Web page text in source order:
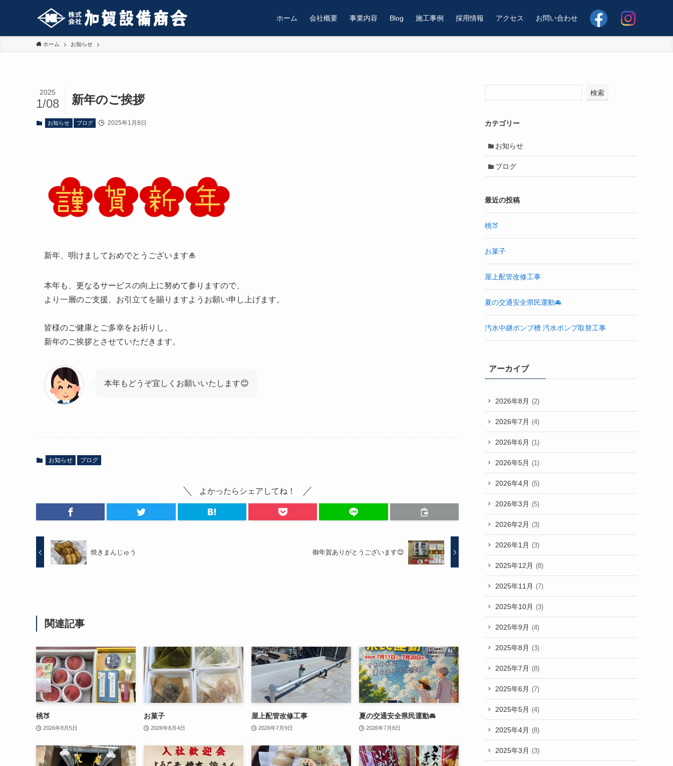
ホーム 会社概要 事業内容 Blog 施工事例 採用情報 アクセス お問い合わせ
ホーム お知らせ
新年のご挨拶
2025
1/08
お知らせ ブログ 2025年1月8日
新年、明けましておめでとうございます🎍
本年も、更なるサービスの向上に努めて参りますので、
より一層のご支援、お引立てを賜りますようお願い申し上げます。
皆様のご健康とご多幸をお祈りし、
新年のご挨拶とさせていただきます。
本年もどうぞ宜しくお願いいたします😊
お知らせ ブログ
よかったらシェアしてね！
焼きまんじゅう 御年賀ありがとうございます😊
関連記事
桃🍑
2026年8月5日
お菓子
2026年8月4日
屋上配管改修工事
2026年7月9日
夏の交通安全県民運動🚘
2026年7月8日
検索
カテゴリー
お知らせ
ブログ
最近の投稿
桃🍑
お菓子
屋上配管改修工事
夏の交通安全県民運動🚘
汚水中継ポンプ槽 汚水ポンプ取替工事
アーカイブ
2026年8月 (2)
2026年7月 (4)
2026年6月 (1)
2026年5月 (1)
2026年4月 (5)
2026年3月 (5)
2026年2月 (3)
2026年1月 (3)
2025年12月 (8)
2025年11月 (7)
2025年10月 (3)
2025年9月 (4)
2025年8月 (3)
2025年7月 (8)
2025年6月 (7)
2025年5月 (4)
2025年4月 (8)
2025年3月 (3)